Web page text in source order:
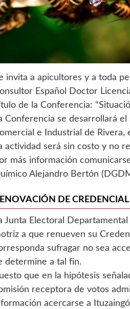
invita a apicultores y a toda
Español Doctor
de la Conferencia:
Conferencia se desarrollará
e Industrial de Rivera,
actividad será sin costo y no
más información
Alejandro Bertón
DE
Junta Electoral
a que renueven su
sufragar no sea
determine a tal fin.
que en la hipótesis
receptora de votos
acercarse a